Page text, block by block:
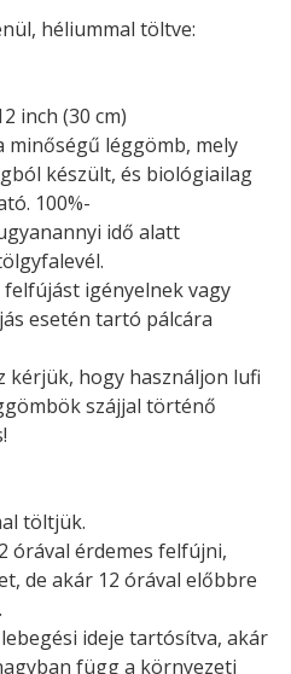
héliummal töltve:
inch (30 cm)
minőségű léggömb, mely
készült, és biológiailag
100%-
idő alatt
igényelnek vagy
esetén tartó pálcára
kérjük, hogy használjon lufi
szájjal történő
töltjük.
órával érdemes felfújni,
de akár 12 órával előbbre
ideje tartósítva, akár
függ a környezeti